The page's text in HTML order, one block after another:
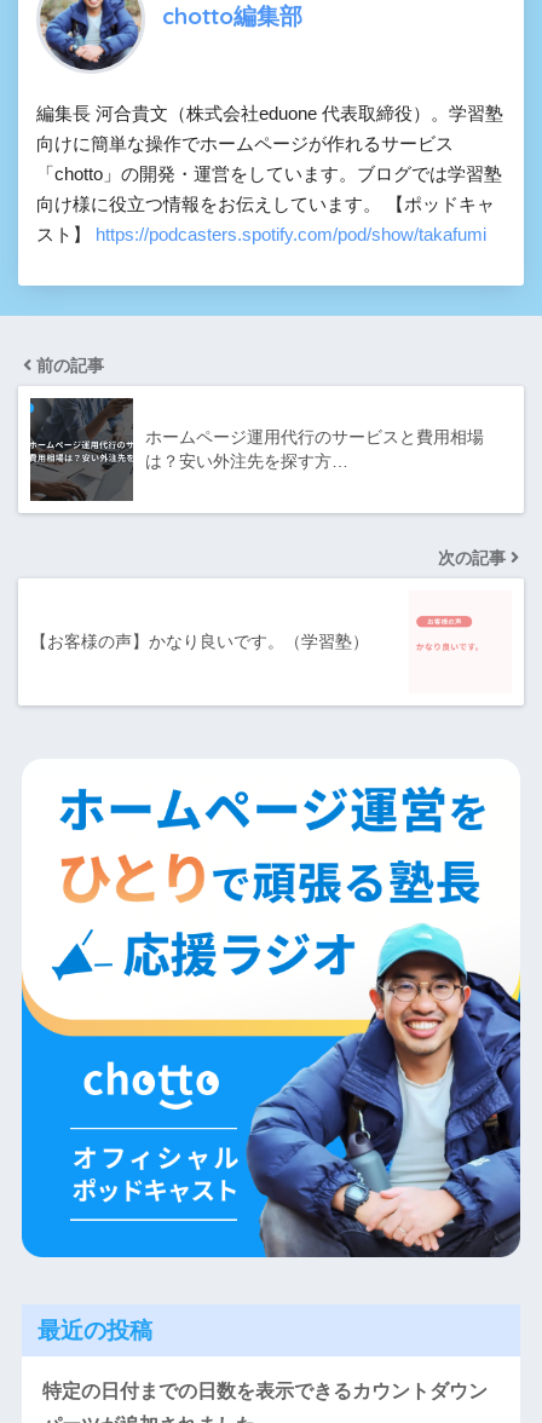
chotto編集部
編集長 河合貴文（株式会社eduone 代表取締役）。学習塾
向けに簡単な操作でホームページが作れるサービス
「chotto」の開発・運営をしています。ブログでは学習塾
向け様に役立つ情報をお伝えしています。 【ポッドキャ
スト】 https://podcasters.spotify.com/pod/show/takafumi
前の記事
ホームページ運用代行のサービスと費用相場
は？安い外注先を探す方…
次の記事
【お客様の声】かなり良いです。（学習塾）
最近の投稿
特定の日付までの日数を表示できるカウントダウン